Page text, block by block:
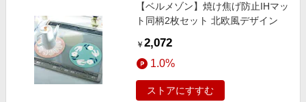
【ベルメゾン】焼け焦げ防止IHマッ
ト同柄2枚セット 北欧風デザイン
￥ 2,072
1.0%
ストアにすすむ